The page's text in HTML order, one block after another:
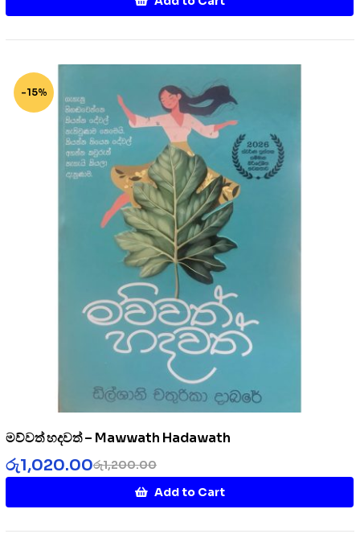
-15%
මව්වත් හදවත් – Mawwath Hadawath
රු1,200.00
රු1,020.00
Add to Cart